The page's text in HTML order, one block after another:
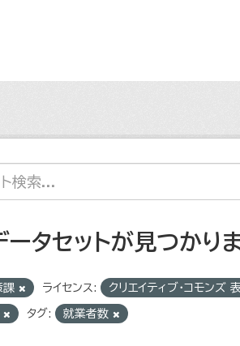
タセットが見つかり
課 ライセンス: クリエイティブ・コモンズ
タグ: 就業者数